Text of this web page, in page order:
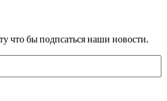
что бы подпсаться наши новости.